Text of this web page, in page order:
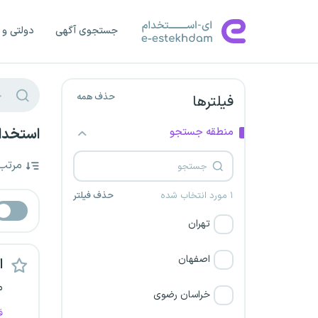
جستجوی آگهی دولتی
فیلترها حذف همه
منطقه جستجو
۱ مورد انتخاب شده حذف فیلتر
تهران
اصفهان
خراسان رضوی